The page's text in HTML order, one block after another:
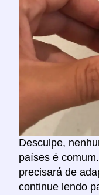
Desculpe,
países é
precisará de
continue lendo